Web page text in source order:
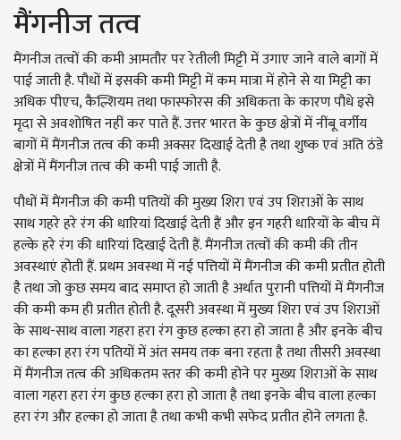
मैंगनीज तत्व
मैंगनीज तत्वों की कमी आमतौर पर रेतीली मिट्टी में उगाए जाने वाले बागों में
पाई जाती है. पौधों में इसकी कमी मिट्टी में कम मात्रा में होने से या मिट्टी का
अधिक पीएच, कैल्शियम तथा फास्फोरस की अधिकता के कारण पौधे इसे
मृदा से अवशोषित नहीं कर पाते हैं. उत्तर भारत के कुछ क्षेत्रों में नींबू वर्गीय
बागों में मैंगनीज तत्व की कमी अक्सर दिखाई देती है तथा शुष्क एवं अति ठंडे
क्षेत्रों में मैंगनीज तत्व की कमी पाई जाती है.
पौधों में मैंगनीज की कमी पतियों की मुख्य शिरा एवं उप शिराओं के साथ
साथ गहरे हरे रंग की धारियां दिखाई देती हैं और इन गहरी धारियों के बीच में
हल्के हरे रंग की धारियां दिखाई देती हैं. मैंगनीज तत्वों की कमी की तीन
अवस्थाएं होती हैं. प्रथम अवस्था में नई पत्तियों में मैंगनीज की कमी प्रतीत होती
है तथा जो कुछ समय बाद समाप्त हो जाती है अर्थात पुरानी पत्तियों में मैंगनीज
की कमी कम ही प्रतीत होती है. दूसरी अवस्था में मुख्य शिरा एवं उप शिराओं
के साथ-साथ वाला गहरा हरा रंग कुछ हल्का हरा हो जाता है और इनके बीच
का हल्का हरा रंग पतियों में अंत समय तक बना रहता है तथा तीसरी अवस्था
में मैंगनीज तत्व की अधिकतम स्तर की कमी होने पर मुख्य शिराओं के साथ
वाला गहरा हरा रंग कुछ हल्का हरा हो जाता है तथा इनके बीच वाला हल्का
हरा रंग और हल्का हो जाता है तथा कभी कभी सफेद प्रतीत होने लगता है.